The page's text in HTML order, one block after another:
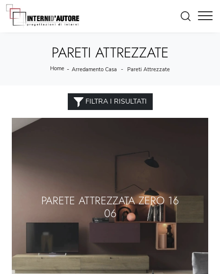
PARETI ATTREZZATE
Home - Arredamento Casa - Pareti Attrezzate
FILTRA I RISULTATI
PARETE ATTREZZATA ZERO 16
06